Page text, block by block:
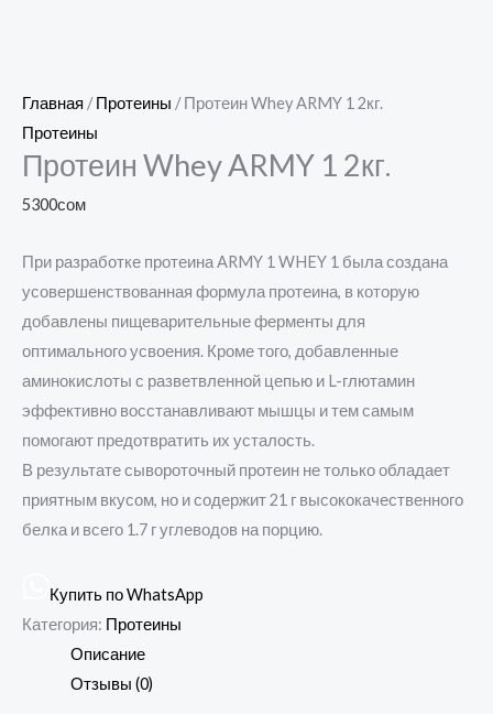
Главная /Протеины / Протеин Whey ARMY 1 2кг.
Протеины
Протеин Whey ARMY 1 2кг.
5300сом
При разработке протеина ARMY 1 WHEY 1 была создана
усовершенствованная формула протеина, в которую
добавлены пищеварительные ферменты для
оптимального усвоения. Кроме того, добавленные
аминокислоты с разветвленной цепью и L-глютамин
эффективно восстанавливают мышцы и тем самым
помогают предотвратить их усталость.
В результате сывороточный протеин не только обладает
приятным вкусом, но и содержит 21 г высококачественного
белка и всего 1.7 г углеводов на порцию.
Купить по WhatsApp
Категория: Протеины
Описание
Отзывы (0)